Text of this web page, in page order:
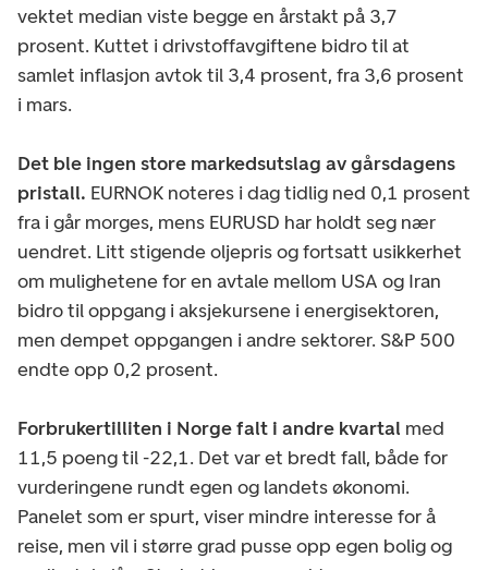
vektet median viste begge en årstakt på 3,7
prosent. Kuttet i drivstoffavgiftene bidro til at
samlet inflasjon avtok til 3,4 prosent, fra 3,6 prosent
i mars.
Det ble ingen store markedsutslag av gårsdagens
pristall. EURNOK noteres i dag tidlig ned 0,1 prosent
fra i går morges, mens EURUSD har holdt seg nær
uendret. Litt stigende oljepris og fortsatt usikkerhet
om mulighetene for en avtale mellom USA og Iran
bidro til oppgang i aksjekursene i energisektoren,
men dempet oppgangen i andre sektorer. S&P 500
endte opp 0,2 prosent.
Forbrukertilliten i Norge falt i andre kvartal med
11,5 poeng til -22,1. Det var et bredt fall, både for
vurderingene rundt egen og landets økonomi.
Panelet som er spurt, viser mindre interesse for å
reise, men vil i større grad pusse opp egen bolig og